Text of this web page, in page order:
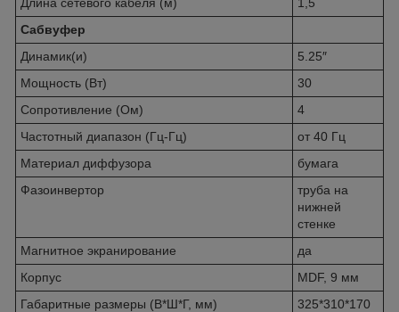
Сабвуфер
Динамик(и)
5.25″
Мощность (Вт)
30
Сопротивление (Ом)
4
Частотный диапазон (Гц-Гц)
от 40 Гц
Материал диффузора
бумага
Фазоинвертор
труба на
нижней
стенке
Магнитное экранирование
да
Корпус
MDF, 9 мм
Габаритные размеры (В*Ш*Г, мм)
325*310*170